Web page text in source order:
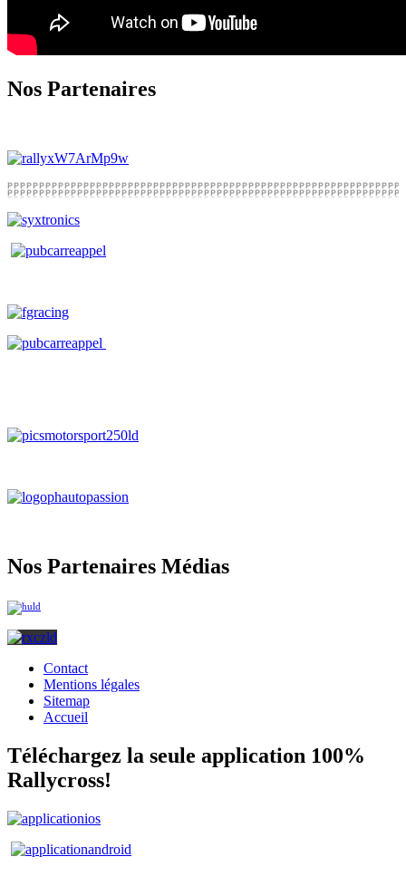
Nos Partenaires
Nos Partenaires Médias
Contact
Mentions légales
Sitemap
Accueil
Téléchargez la seule application 100%
Rallycross!